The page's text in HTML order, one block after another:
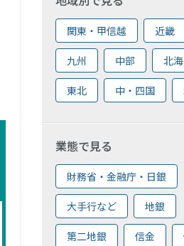
関東・甲信越 近畿
九州 中部 北
東北 中・四国
業態で見る
財務省・金融庁・日銀
大手行など 地銀
第二地銀 信金